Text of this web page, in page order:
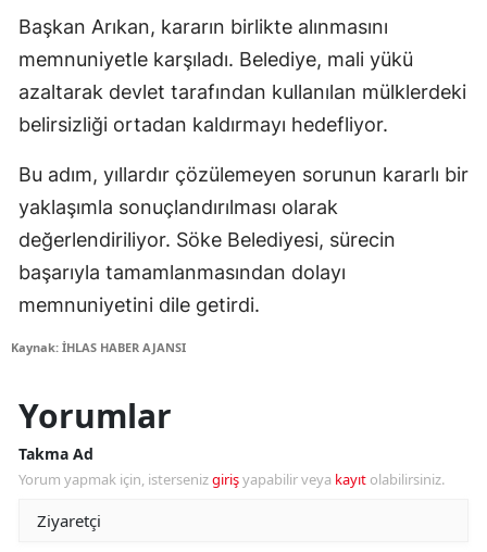
Başkan Arıkan, kararın birlikte alınmasını
memnuniyetle karşıladı. Belediye, mali yükü
azaltarak devlet tarafından kullanılan mülklerdeki
belirsizliği ortadan kaldırmayı hedefliyor.
Bu adım, yıllardır çözülemeyen sorunun kararlı bir
yaklaşımla sonuçlandırılması olarak
değerlendiriliyor. Söke Belediyesi, sürecin
başarıyla tamamlanmasından dolayı
memnuniyetini dile getirdi.
Kaynak: İHLAS HABER AJANSI
Yorumlar
Takma Ad
Yorum yapmak için, istersenizgirişyapabilir veya kayıt olabilirsiniz.